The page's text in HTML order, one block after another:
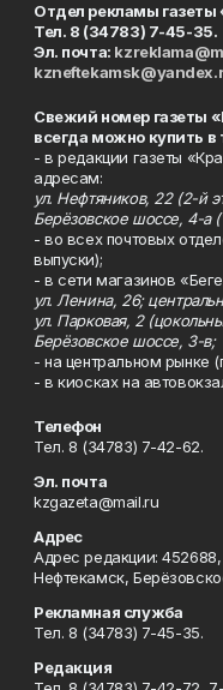
Отдел рекламы
Тел. 8 (34783) 7-45-35.
Эл. почта:
Свежий номер газеты
всегда можно купить в
- в редакции газеты
адресам:
ул. Нефтяников, 22 (2-й
Берёзовское шоссе, 4-а
- во всех почтовых
выпуски);
- в сети магазинов
ул. Ленина, 26;
ул. Парковая, 2
Берёзовское шоссе, 3-в;
- на центральном рынке
- в киосках на
Телефон
Тел. 8 (34783) 7-42-62.
Эл. почта
kzgazeta@mail.ru
Адрес
Адрес редакции:
Нефтекамск,
Рекламная служба
Тел. 8 (34783) 7-45-35.
Редакция